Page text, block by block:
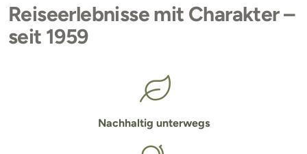
Reiseerlebnisse mit Charakter –
seit 1959
Nachhaltig unterwegs